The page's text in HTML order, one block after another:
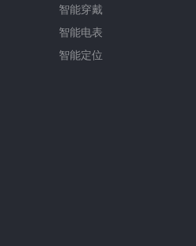
智能穿戴
智能电表
智能定位